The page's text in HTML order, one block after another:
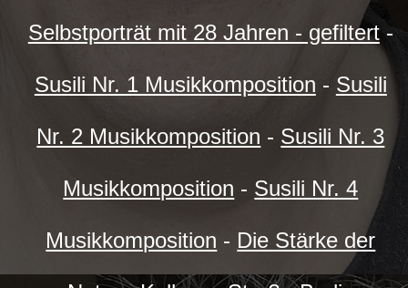
Selbstporträt mit 28 Jahren - gefiltert-
Susili Nr. 1 Musikkomposition - Susili
Nr. 2 Musikkomposition - Susili Nr. 3
Musikkomposition - Susili Nr. 4
Musikkomposition - Die Stärke der